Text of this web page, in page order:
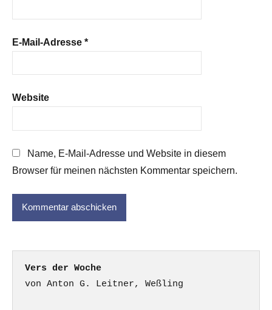
E-Mail-Adresse *
Website
Name, E-Mail-Adresse und Website in diesem
Browser für meinen nächsten Kommentar speichern.
Vers der Woche